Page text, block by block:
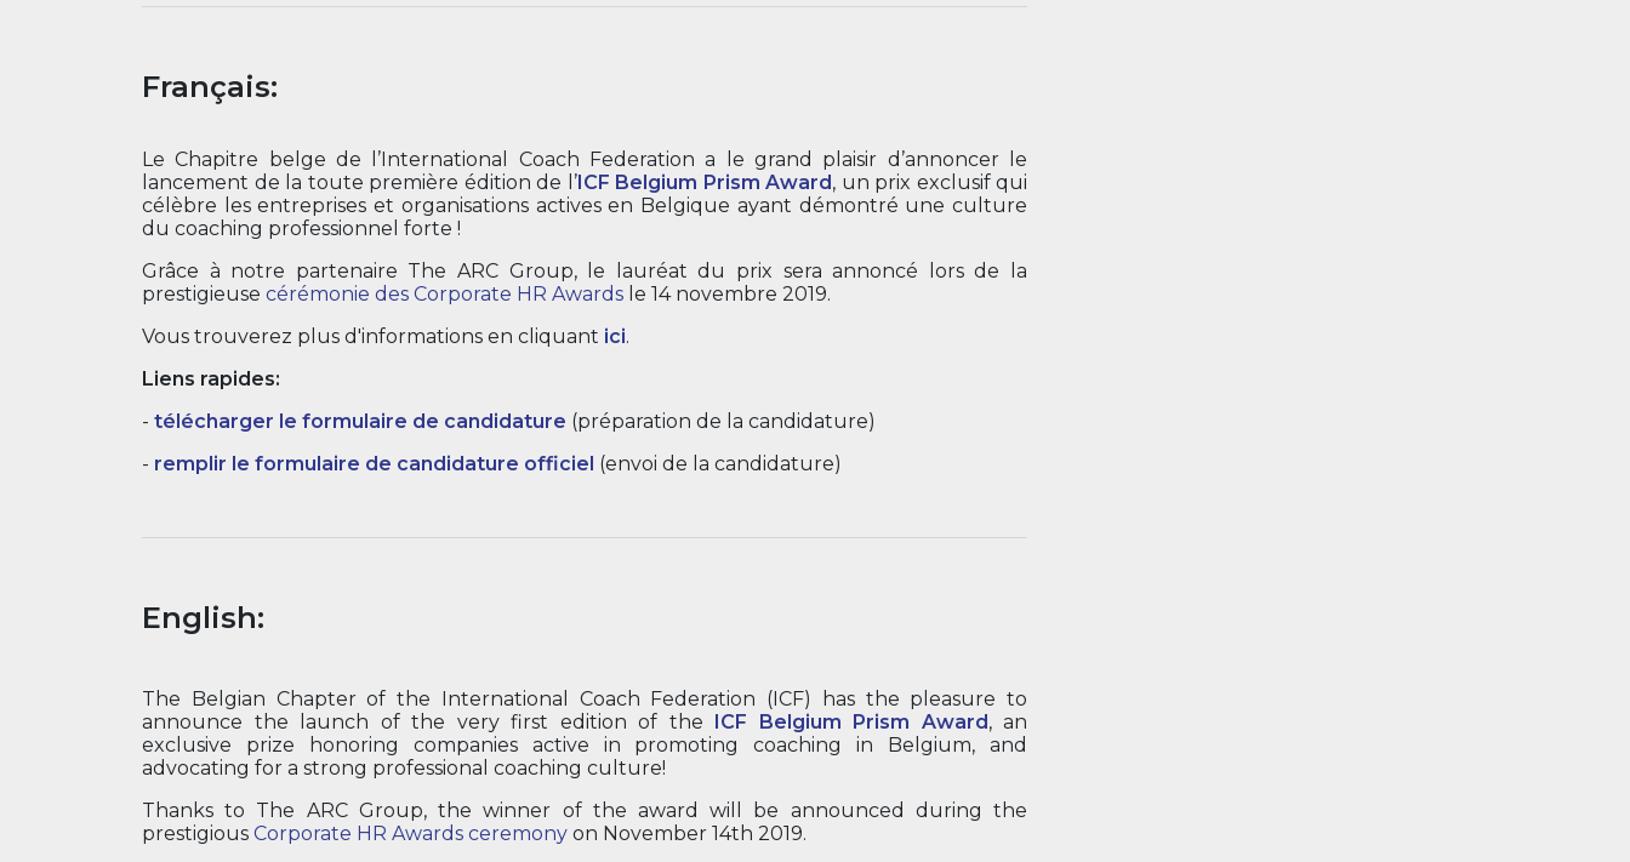
Français:
Le Chapitre belge de l’International Coach Federation a le grand plaisir d’annoncer le
lancement de la toute première édition de l’ICF Belgium Prism Award, un prix exclusif qui
célèbre les entreprises et organisations actives en Belgique ayant démontré une culture
du coaching professionnel forte !
Grâce à notre partenaire The ARC Group, le lauréat du prix sera annoncé lors de la
prestigieuse cérémonie des Corporate HR Awards le 14 novembre 2019.
Vous trouverez plus d'informations en cliquant ici.
Liens rapides:
- télécharger le formulaire de candidature (préparation de la candidature)
- remplir le formulaire de candidature officiel (envoi de la candidature)
English:
The Belgian Chapter of the International Coach Federation (ICF) has the pleasure to
announce the launch of the very first edition of the ICF Belgium Prism Award, an
exclusive prize honoring companies active in promoting coaching in Belgium, and
advocating for a strong professional coaching culture!
Thanks to The ARC Group, the winner of the award will be announced during the
prestigious Corporate HR Awards ceremony on November 14th 2019.